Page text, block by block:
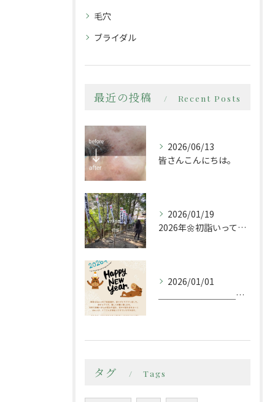
毛穴
ブライダル
最近の投稿 Recent Posts
2026/06/13
皆さんこんにちは。
2026/01/19
2026年🌼初詣いってきましたー
2026/01/01
＿＿＿＿＿＿＿＿＿＿＿＿＿＿＿＿＿＿＿＿＿＿
タグ Tags